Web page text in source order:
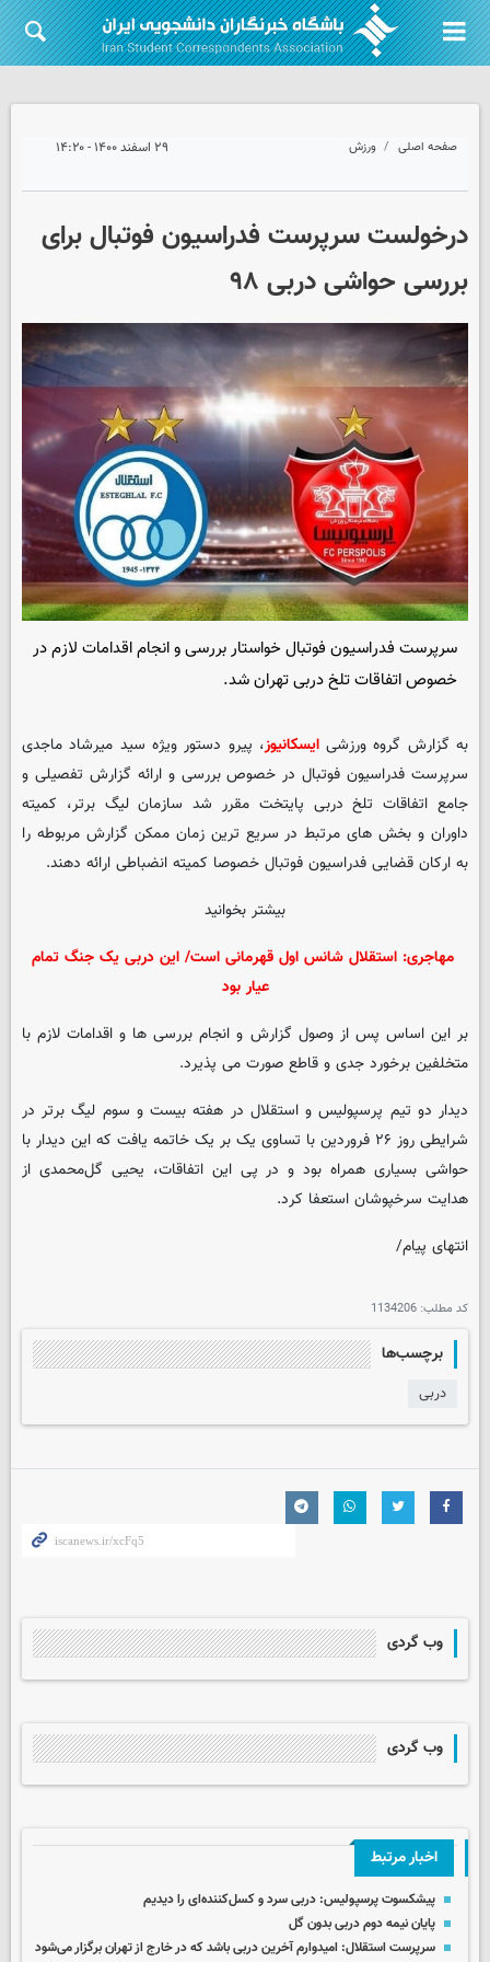
صفحه اصلی ورزش ۲۹ اسفند ۱۴۰۰ - ۱۴:۲۰
درخولست سرپرست فدراسیون فوتبال برای
بررسی حواشی دربی ۹۸
سرپرست فدراسیون فوتبال خواستار بررسی و انجام اقدامات لازم در
خصوص اتفاقات تلخ دربی تهران شد.
به گزارش گروه ورزشیایسکانیوز، پیرو دستور ویژه سید میرشاد ماجدی
سرپرست فدراسیون فوتبال در خصوص بررسی و ارائه گزارش تفصیلی و
جامع اتفاقات تلخ دربی پایتخت مقرر شد سازمان لیگ برتر، کمیته
داوران و بخش های مرتبط در سریع ترین زمان ممکن گزارش مربوطه را
به ارکان قضایی فدراسیون فوتبال خصوصا کمیته انضباطی ارائه دهند.
بیشتر بخوانید
مهاجری: استقلال شانس اول قهرمانی است/ این دربی یک جنگ تمام
عیار بود
بر این اساس پس از وصول گزارش و انجام بررسی ها و اقدامات لازم با
متخلفین برخورد جدی و قاطع صورت می پذیرد.
دیدار دو تیم پرسپولیس و استقلال در هفته بیست و سوم لیگ برتر در
شرایطی روز ۲۶ فروردین با تساوی یک بر یک خاتمه یافت که این دیدار با
حواشی بسیاری همراه بود و در پی این اتفاقات، یحیی گل‌محمدی از
هدایت سرخپوشان استعفا کرد.
انتهای پیام/
کد مطلب: 1134206
برچسب‌ها
دربی
وب گردی
وب گردی
اخبار مرتبط
پیشکسوت پرسپولیس: دربی سرد و کسل‌کننده‌ای را دیدیم
پایان نیمه دوم دربی بدون گل
سرپرست استقلال: امیدوارم آخرین دربی باشد که در خارج از تهران برگزار می‌شود